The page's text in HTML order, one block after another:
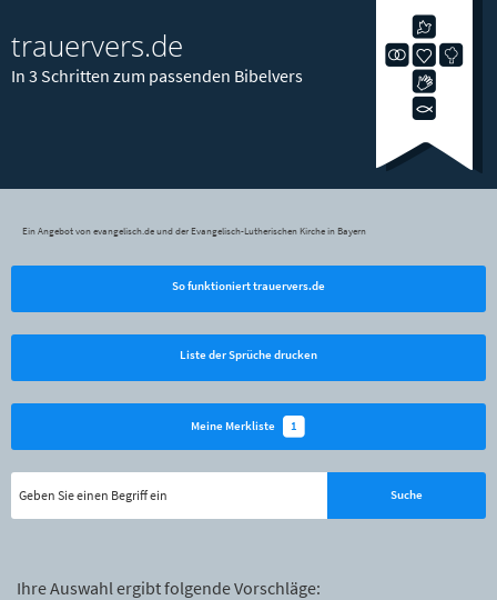
trauervers.de
In 3 Schritten zum passenden Bibelvers
Ein Angebot von evangelisch.de und der Evangelisch-Lutherischen Kirche in Bayern
So funktioniert trauervers.de
Liste der Sprüche drucken
Meine Merkliste 1
Ihre Auswahl ergibt folgende Vorschläge: